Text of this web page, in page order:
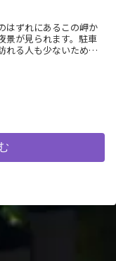
はずれにあるこの岬か
景が見られます。駐車
れる人も少ないためゆ